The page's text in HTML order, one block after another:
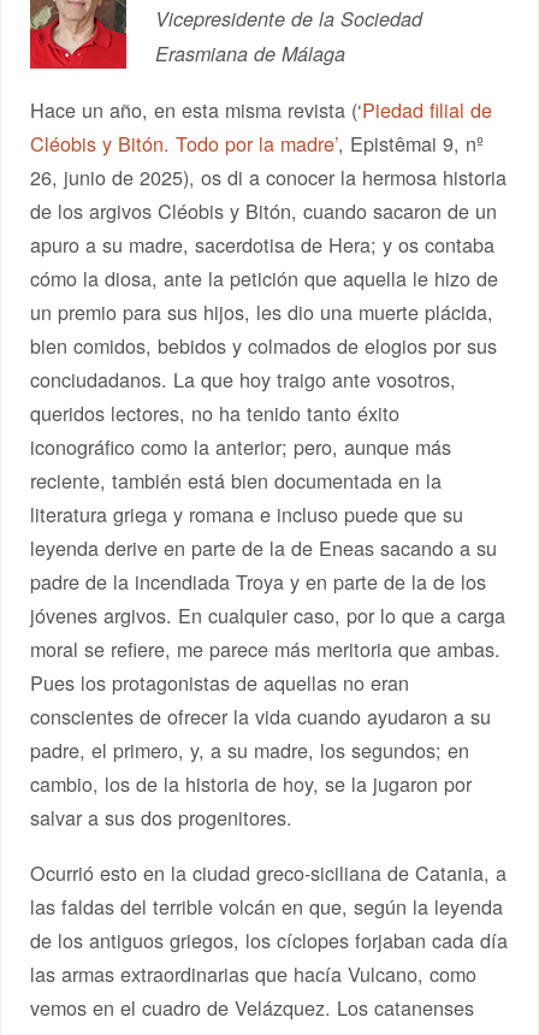
Vicepresidente de la Sociedad
Erasmiana de Málaga
Hace un año, en esta misma revista (‘Piedad filial de
Cléobis y Bitón. Todo por la madre’, Epistêmai 9, nº
26, junio de 2025), os di a conocer la hermosa historia
de los argivos Cléobis y Bitón, cuando sacaron de un
apuro a su madre, sacerdotisa de Hera; y os contaba
cómo la diosa, ante la petición que aquella le hizo de
un premio para sus hijos, les dio una muerte plácida,
bien comidos, bebidos y colmados de elogios por sus
conciudadanos. La que hoy traigo ante vosotros,
queridos lectores, no ha tenido tanto éxito
iconográfico como la anterior; pero, aunque más
reciente, también está bien documentada en la
literatura griega y romana e incluso puede que su
leyenda derive en parte de la de Eneas sacando a su
padre de la incendiada Troya y en parte de la de los
jóvenes argivos. En cualquier caso, por lo que a carga
moral se refiere, me parece más meritoria que ambas.
Pues los protagonistas de aquellas no eran
conscientes de ofrecer la vida cuando ayudaron a su
padre, el primero, y, a su madre, los segundos; en
cambio, los de la historia de hoy, se la jugaron por
salvar a sus dos progenitores.
Ocurrió esto en la ciudad greco-siciliana de Catania, a
las faldas del terrible volcán en que, según la leyenda
de los antiguos griegos, los cíclopes forjaban cada día
las armas extraordinarias que hacía Vulcano, como
vemos en el cuadro de Velázquez. Los catanenses